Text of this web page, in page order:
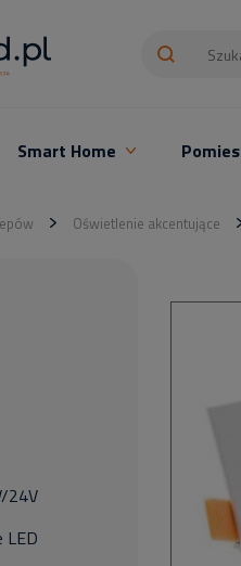
Smart Home
Oświetlenie akcentujące
24V
LED